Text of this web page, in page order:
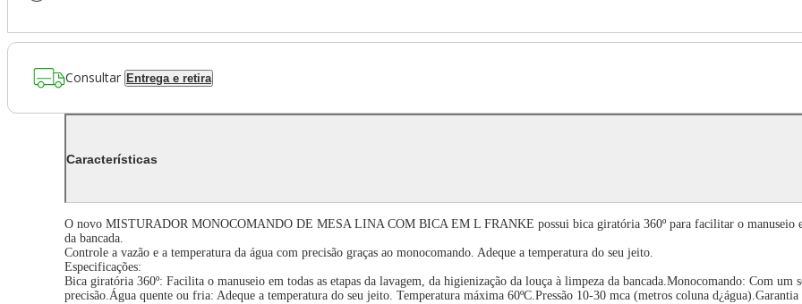
Consultar Entrega e retira
Características
O novo MISTURADOR MONOCOMANDO DE MESA LINA COM BICA EM L FRANKE possui bica giratória 360º para facilitar o manuseio
da bancada.
Controle a vazão e a temperatura da água com precisão graças ao monocomando. Adeque a temperatura do seu jeito.
Especificações:
Bica giratória 360º: Facilita o manuseio em todas as etapas da lavagem, da higienização da louça à limpeza da bancada.Monocomando: Com um
precisão.Água quente ou fria: Adeque a temperatura do seu jeito. Temperatura máxima 60ºC.Pressão 10-30 mca (metros coluna d¿água).Garantia